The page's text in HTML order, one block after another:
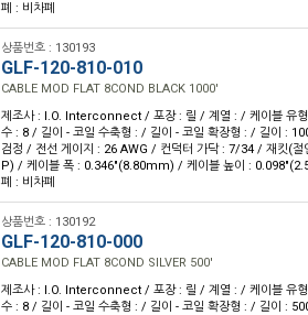
폐 : 비차폐
상품번호 : 130193
GLF-120-810-010
CABLE MOD FLAT 8COND BLACK 1000'
제조사 : I.O. Interconnect / 포장 : 릴 / 계열 : / 케이블 유형
수 : 8 / 길이 - 코일 수축형 : / 길이 - 코일 확장형 : / 길이 :
검정 / 전선 게이지 : 26 AWG / 컨덕터 가닥 : 7/34 / 재킷(절
P) / 케이블 폭 : 0.346"(8.80mm) / 케이블 높이 :
폐 : 비차폐
상품번호 : 130192
GLF-120-810-000
CABLE MOD FLAT 8COND SILVER 500'
제조사 : I.O. Interconnect / 포장 : 릴 / 계열 : / 케이블 유형
수 : 8 / 길이 - 코일 수축형 : / 길이 - 코일 확장형 : / 길이 :